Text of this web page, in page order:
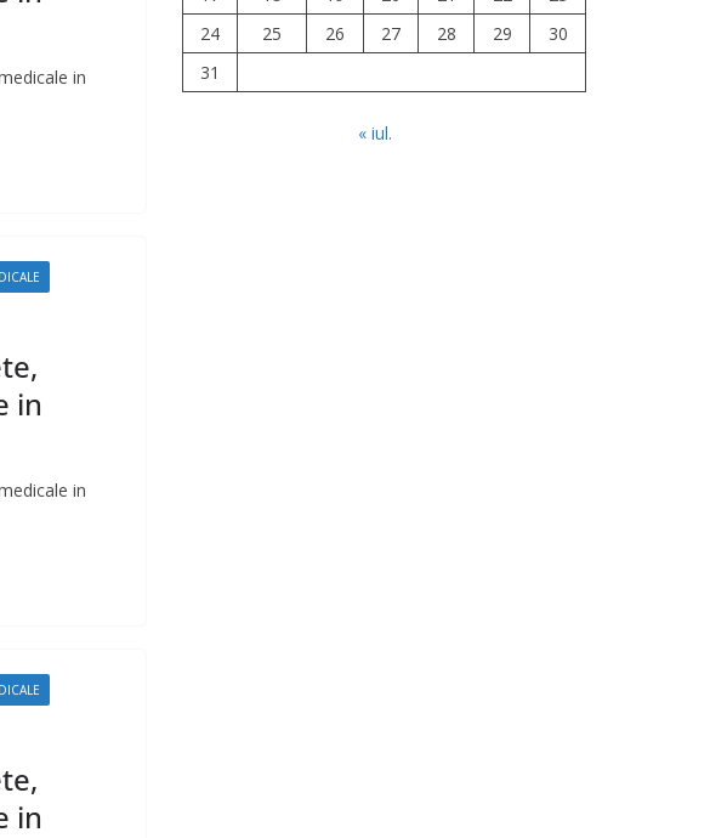
in
in
in
in
24
25 26 27 28 29
30
31
« iul.